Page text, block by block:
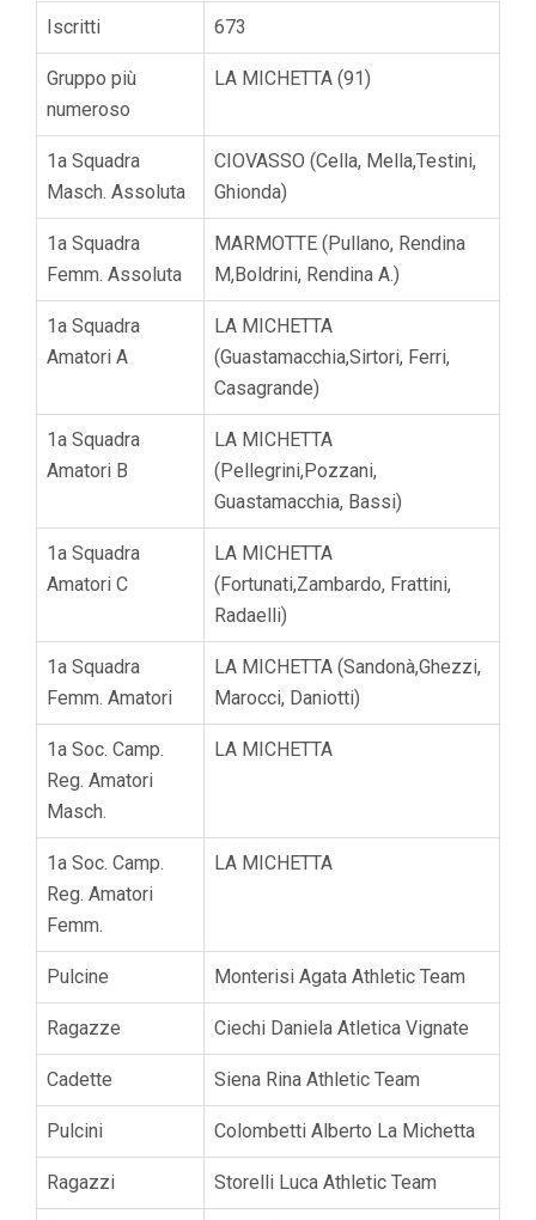
Iscritti 673
Gruppo più
numeroso
LA MICHETTA (91)
1a Squadra
Masch. Assoluta
CIOVASSO (Cella, Mella,Testini,
Ghionda)
1a Squadra
Femm. Assoluta
MARMOTTE (Pullano, Rendina
M,Boldrini, Rendina A.)
1a Squadra
Amatori A
LA MICHETTA
(Guastamacchia,Sirtori, Ferri,
Casagrande)
1a Squadra
Amatori B
LA MICHETTA
(Pellegrini,Pozzani,
Guastamacchia, Bassi)
1a Squadra
Amatori C
LA MICHETTA
(Fortunati,Zambardo, Frattini,
Radaelli)
1a Squadra
Femm. Amatori
LA MICHETTA (Sandonà,Ghezzi,
Marocci, Daniotti)
1a Soc. Camp.
Reg. Amatori
Masch.
LA MICHETTA
1a Soc. Camp.
Reg. Amatori
Femm.
LA MICHETTA
Pulcine Monterisi Agata Athletic Team
Ragazze Ciechi Daniela Atletica Vignate
Cadette Siena Rina Athletic Team
Pulcini Colombetti Alberto La Michetta
Ragazzi Storelli Luca Athletic Team